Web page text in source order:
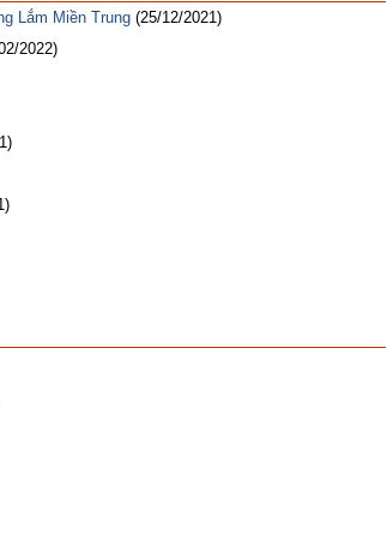
Lắm Miền Trung (25/12/2021)
2022)